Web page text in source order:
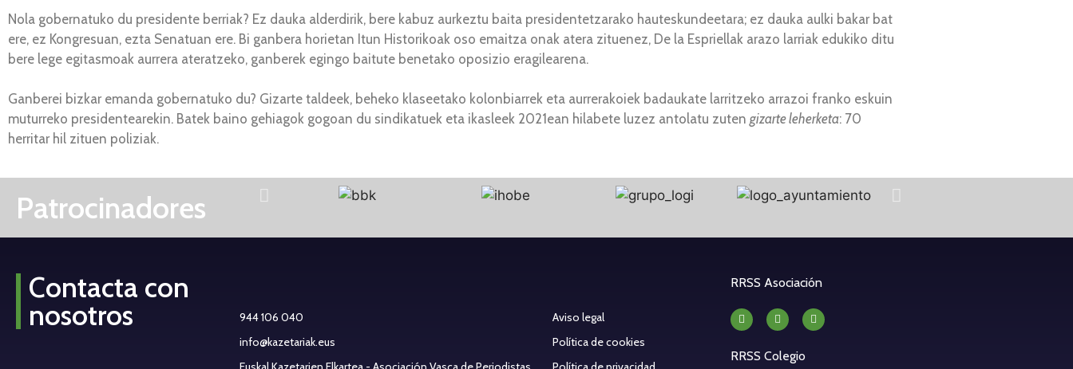
Nola gobernatuko du presidente berriak? Ez dauka alderdirik, bere kabuz aurkeztu baita presidentetzarako hauteskundeetara; ez dauka aulki bakar bat
ere, ez Kongresuan, ezta Senatuan ere. Bi ganbera horietan Itun Historikoak oso emaitza onak atera zituenez, De la Espriellak arazo larriak edukiko ditu
bere lege egitasmoak aurrera ateratzeko, ganberek egingo baitute benetako oposizio eragilearena.
Ganberei bizkar emanda gobernatuko du? Gizarte taldeek, beheko klaseetako kolonbiarrek eta aurrerakoiek badaukate larritzeko arrazoi franko eskuin
muturreko presidentearekin. Batek baino gehiagok gogoan du sindikatuek eta ikasleek 2021ean hilabete luzez antolatu zuten gizarte leherketa: 70
herritar hil zituen poliziak.
Patrocinadores
Contacta con
nosotros
944 106 040
info@kazetariak.eus
Aviso legal
Política de cookies
RRSS Asociación
RRSS Colegio